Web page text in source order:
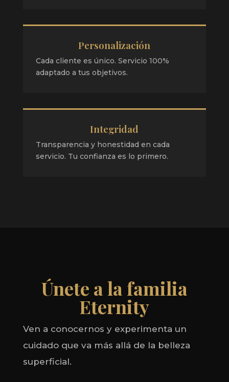
Personalización
Cada cliente es único. Servicio 100%
adaptado a tus objetivos.
Integridad
Transparencia y honestidad en cada
servicio. Tu confianza es lo primero.
Únete a la familia
Eternity
Ven a conocernos y experimenta un
cuidado que va más allá de la belleza
superficial.